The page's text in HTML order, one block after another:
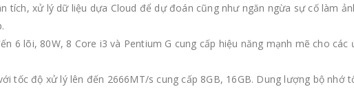
tích, xử lý dữ liệu dựa Cloud để dự đoán cũng như ngăn ngừa sự cố làm
6 lõi, 80W, 8 Core i3 và Pentium G cung cấp hiệu năng mạnh mẽ cho các
tốc độ xử lý lên đến 2666MT/s cung cấp 8GB, 16GB. Dung lượng bộ nhớ